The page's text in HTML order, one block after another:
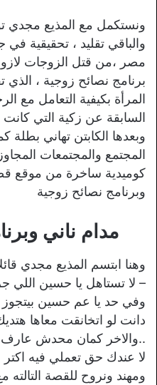
ونستكمل مع المذيع مجدي
والباقي تقليد ، تحقيقية
مصر ،من قتل الزوجات
برنامج نصائح زوجية ، الذي
المرأة بكيفية التعامل مع
السابقة عن زكية التي كانت
وبعدها الكابتن تهاني بطلة
المجتمع والمجتمعات
كوميدية ساخرة من موقع
وبرنامج نصائح زوجية
مدام ناني
وهنا ابتسم المذيع مجدي
– لا تستاهل يا حسين اللي
وفي حد يا عم حسين
دانت لو اتخانقت معاها
..والاخر كمان محدش عارف
لا عندك حق تعملي فيه
ومهند ونروح للقصة التالته